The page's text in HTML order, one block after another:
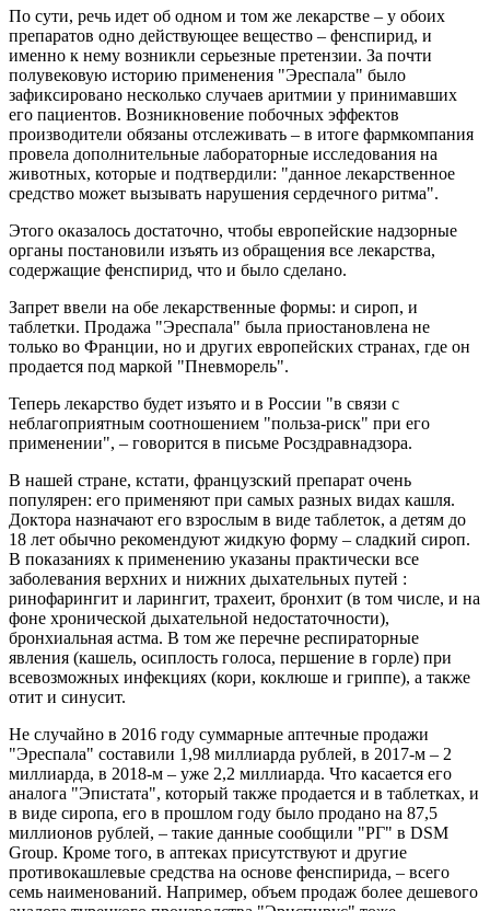
По сути, речь идет об одном и том же лекарстве – у обоих
препаратов одно действующее вещество – фенспирид, и
именно к нему возникли серьезные претензии. За почти
полувековую историю применения "Эреспала" было
зафиксировано несколько случаев аритмии у принимавших
его пациентов. Возникновение побочных эффектов
производители обязаны отслеживать – в итоге фармкомпания
провела дополнительные лабораторные исследования на
животных, которые и подтвердили: "данное лекарственное
средство может вызывать нарушения сердечного ритма".
Этого оказалось достаточно, чтобы европейские надзорные
органы постановили изъять из обращения все лекарства,
содержащие фенспирид, что и было сделано.
Запрет ввели на обе лекарственные формы: и сироп, и
таблетки. Продажа "Эреспала" была приостановлена не
только во Франции, но и других европейских странах, где он
продается под маркой "Пневморель".
Теперь лекарство будет изъято и в России "в связи с
неблагоприятным соотношением "польза-риск" при его
применении", – говорится в письме Росздравнадзора.
В нашей стране, кстати, французский препарат очень
популярен: его применяют при самых разных видах кашля.
Доктора назначают его взрослым в виде таблеток, а детям до
18 лет обычно рекомендуют жидкую форму – сладкий сироп.
В показаниях к применению указаны практически все
заболевания верхних и нижних дыхательных путей :
ринофарингит и ларингит, трахеит, бронхит (в том числе, и на
фоне хронической дыхательной недостаточности),
бронхиальная астма. В том же перечне респираторные
явления (кашель, осиплость голоса, першение в горле) при
всевозможных инфекциях (кори, коклюше и гриппе), а также
отит и синусит.
Не случайно в 2016 году суммарные аптечные продажи
"Эреспала" составили 1,98 миллиарда рублей, в 2017-м – 2
миллиарда, в 2018-м – уже 2,2 миллиарда. Что касается его
аналога "Эпистата", который также продается и в таблетках, и
в виде сиропа, его в прошлом году было продано на 87,5
миллионов рублей, – такие данные сообщили "РГ" в DSM
Group. Кроме того, в аптеках присутствуют и другие
противокашлевые средства на основе фенспирида, – всего
семь наименований. Например, объем продаж более дешевого